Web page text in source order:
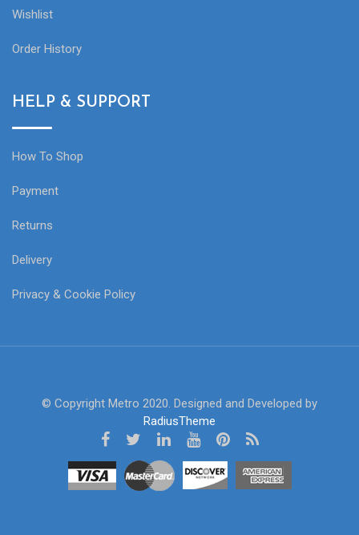
Wishlist
Order History
HELP & SUPPORT
How To Shop
Payment
Returns
Delivery
Privacy & Cookie Policy
© Copyright Metro 2020. Designed and Developed by
RadiusTheme